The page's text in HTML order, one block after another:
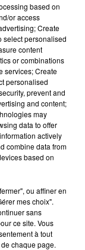
trembler
que
devient
based on
or access
Create
select personalised
content
or combinations
services; Create
personalised
prevent and
and content;
may
data to offer
actively
combine data from
based on
ou affiner en
mes choix".
sans
ce site. Vous
à tout
chaque page.